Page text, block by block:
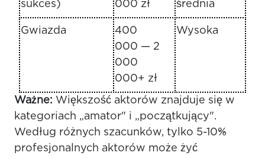
sukces)
000 zł
średnia
Gwiazda
400
000 — 2
000
000+ zł
Wysoka
Ważne: Większość aktorów znajduje się w
kategoriach „amator" i „początkujący".
Według różnych szacunków, tylko 5-10%
profesjonalnych aktorów może żyć